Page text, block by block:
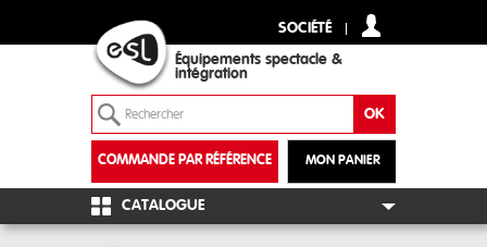
SOCIÉTÉ
Équipements spectacle &
intégration
MON PANIER
COMMANDE PAR RÉFÉRENCE
+
CATALOGUE